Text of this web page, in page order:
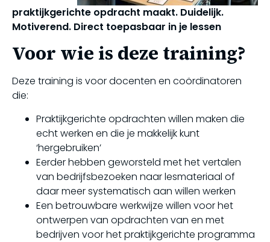
praktijkgerichte opdracht maakt. Duidelijk.
Motiverend. Direct toepasbaar in je lessen
Voor wie is deze training?
Deze training is voor docenten en coördinatoren
die:
Praktijkgerichte opdrachten willen maken die
echt werken en die je makkelijk kunt
‘hergebruiken’
Eerder hebben geworsteld met het vertalen
van bedrijfsbezoeken naar lesmateriaal of
daar meer systematisch aan willen werken
Een betrouwbare werkwijze willen voor het
ontwerpen van opdrachten van en met
bedrijven voor het praktijkgerichte programma